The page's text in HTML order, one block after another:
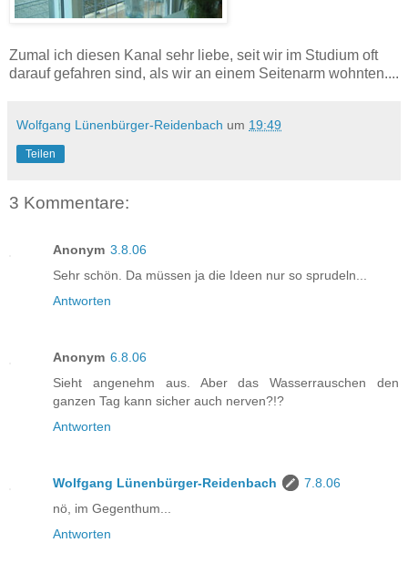
Zumal ich diesen Kanal sehr liebe, seit wir im Studium oft
darauf gefahren sind, als wir an einem Seitenarm wohnten....
Wolfgang Lünenbürger-Reidenbach um 19:49
Teilen
3 Kommentare:
Anonym 3.8.06
Sehr schön. Da müssen ja die Ideen nur so sprudeln...
Antworten
Anonym 6.8.06
Sieht angenehm aus. Aber das Wasserrauschen den
ganzen Tag kann sicher auch nerven?!?
Antworten
Wolfgang Lünenbürger-Reidenbach
7.8.06
nö, im Gegenthum...
Antworten